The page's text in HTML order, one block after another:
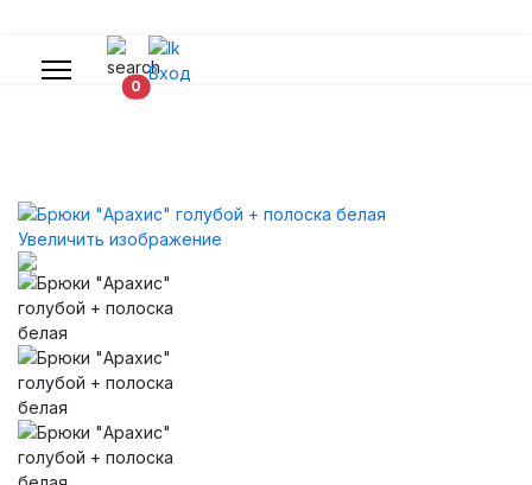
0 В корзину
Вход
Увеличить изображение